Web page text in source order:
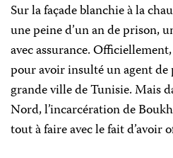
Sur la façade blanchie à la
une peine d’un an de
avec assurance.
pour avoir insulté un agent
grande ville de Tunisie. Mais
Nord, l’incarcération de
tout à faire avec le fait d’avoir